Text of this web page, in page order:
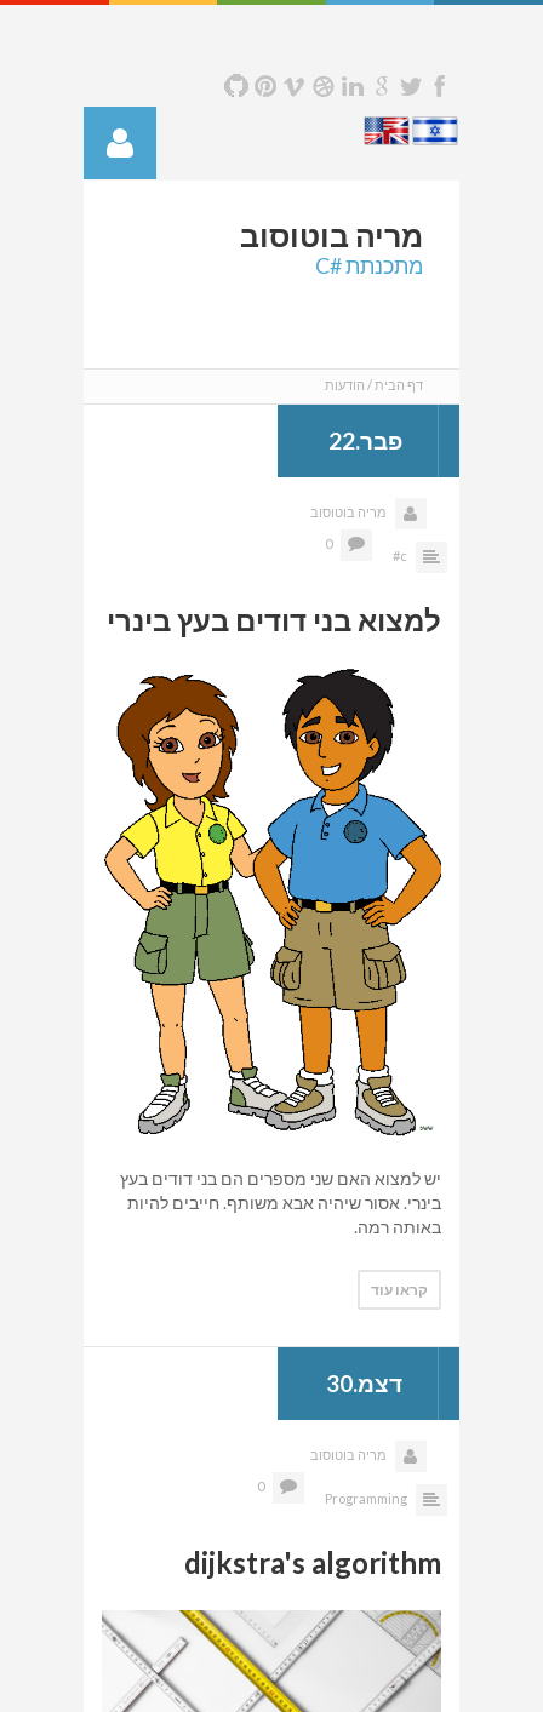
מריה בוטוסוב
מתכנתת #C
דף הבית הודעות
פבר.22
מריה בוטוסוב
c#
0
למצוא בני דודים בעץ בינרי
יש למצוא האם שני מספרים הם בני דודים בעץ
בינרי. אסור שיהיה אבא משותף. חייבים להיות
באותה רמה.
קראו עוד
דצמ.30
מריה בוטוסוב
Programming
0
dijkstra's algorithm